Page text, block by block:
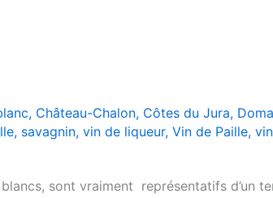
, Château-Chalon, Côtes du Jura,
, savagnin, vin de liqueur, Vin de Paille,
sont vraiment représentatifs d’un